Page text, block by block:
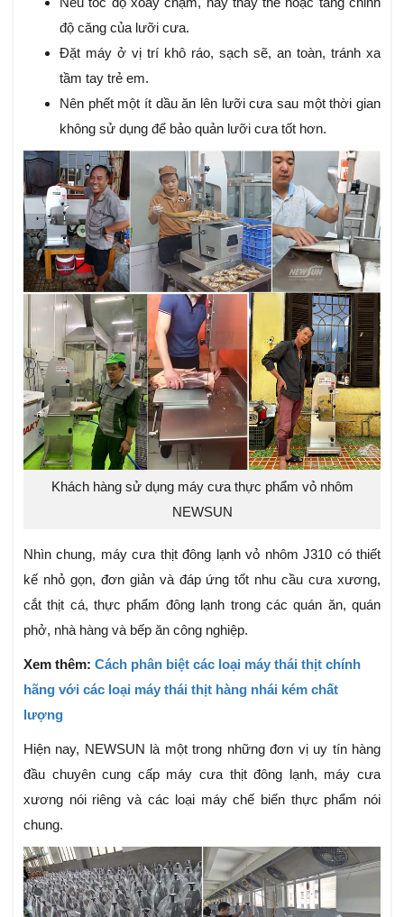
độ căng của lưỡi cưa.
Đặt máy ở vị trí khô ráo, sạch sẽ, an toàn, tránh xa
tầm tay trẻ em.
Nên phết một ít dầu ăn lên lưỡi cưa sau một thời gian
không sử dụng để bảo quản lưỡi cưa tốt hơn.
Khách hàng sử dụng máy cưa thực phẩm vỏ nhôm
NEWSUN
Nhìn chung, máy cưa thịt đông lạnh vỏ nhôm J310 có thiết
kế nhỏ gọn, đơn giản và đáp ứng tốt nhu cầu cưa xương,
cắt thịt cá, thực phẩm đông lạnh trong các quán ăn, quán
phở, nhà hàng và bếp ăn công nghiệp.
Xem thêm: Cách phân biệt các loại máy thái thịt chính
hãng với các loại máy thái thịt hàng nhái kém chất
lượng
Hiện nay, NEWSUN là một trong những đơn vị uy tín hàng
đầu chuyên cung cấp máy cưa thịt đông lạnh, máy cưa
xương nói riêng và các loại máy chế biến thực phẩm nói
chung.